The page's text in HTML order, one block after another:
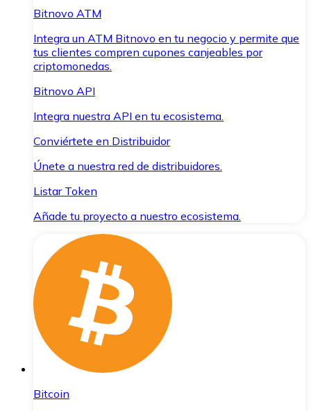
Bitnovo ATM
Integra un ATM Bitnovo en tu negocio y permite que
tus clientes compren cupones canjeables por
criptomonedas.
Bitnovo API
Integra nuestra API en tu ecosistema.
Conviértete en Distribuidor
Únete a nuestra red de distribuidores.
Listar Token
Añade tu proyecto a nuestro ecosistema.
Bitcoin